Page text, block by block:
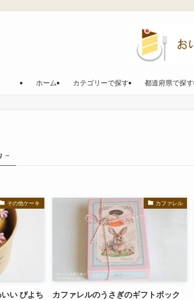
ホーム カテゴリーで探す 都道府県で探す
–
その他ケーキ
い ぴよち
カファレル
カファレルのうさぎのギフトボック